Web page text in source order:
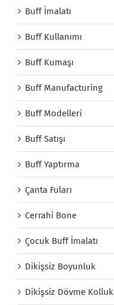
Buff İmalatı
Buff Kullanımı
Buff Kumaşı
Buff Manufacturing
Buff Modelleri
Buff Satışı
Buff Yaptırma
Çanta Fuları
Cerrahi Bone
Çocuk Buff İmalatı
Dikişsiz Boyunluk
Dikişsiz Dövme Kolluk